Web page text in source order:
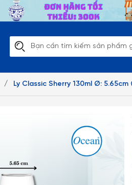
/ Ly Classic Sherry 130ml Ø: